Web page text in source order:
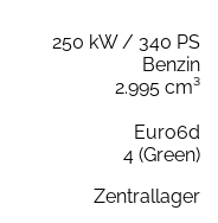
250 kW / 340 PS
Benzin
2.995 cm³
Euro6d
4 (Green)
Zentrallager